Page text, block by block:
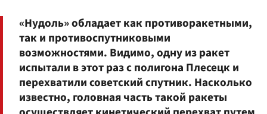
«Нудоль» обладает как противоракетными,
так и противоспутниковыми
возможностями. Видимо, одну из ракет
испытали в этот раз с полигона Плесецк и
перехватили советский спутник. Насколько
известно, головная часть такой ракеты